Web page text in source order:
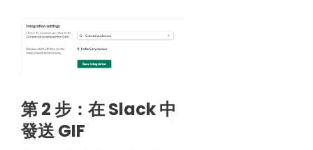
第 2 步：在 Slack 中
發送 GIF